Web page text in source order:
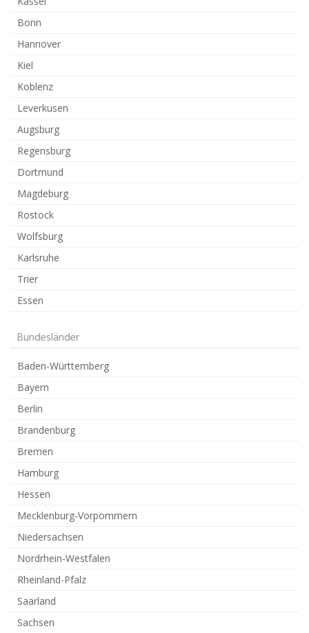
Bonn
Hannover
Kiel
Koblenz
Leverkusen
Augsburg
Regensburg
Dortmund
Magdeburg
Rostock
Wolfsburg
Karlsruhe
Trier
Essen
Bundesländer
Baden-Württemberg
Bayern
Berlin
Brandenburg
Bremen
Hamburg
Hessen
Mecklenburg-Vorpommern
Niedersachsen
Nordrhein-Westfalen
Rheinland-Pfalz
Saarland
Sachsen